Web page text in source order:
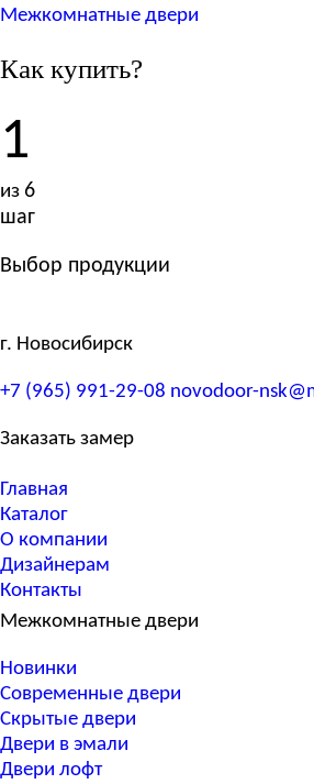
Межкомнатные двери
Как купить?
1
из 6
шаг
Выбор продукции
г. Новосибирск
+7 (965) 991-29-08 novodoor-
Заказать замер
Главная
Каталог
О компании
Дизайнерам
Контакты
Межкомнатные двери
Новинки
Современные двери
Скрытые двери
Двери в эмали
Двери лофт